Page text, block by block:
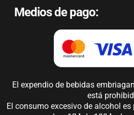
Medios de pago:
El expendio de bebidas
está
El consumo excesivo de alcohol